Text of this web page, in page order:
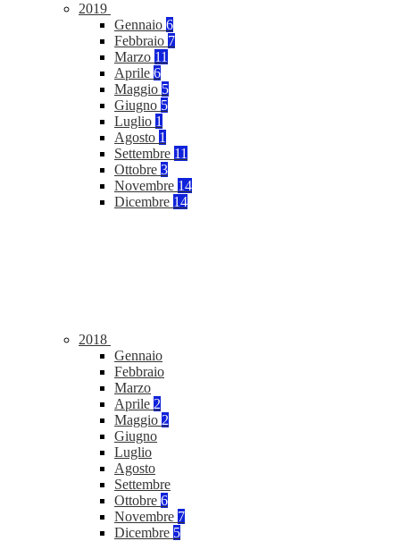
2019
Gennaio 6
Febbraio 7
Marzo 11
Aprile 6
Maggio 5
Giugno 5
Luglio 1
Agosto 1
Settembre 11
Ottobre 3
Novembre 14
Dicembre 14
2018
Gennaio
Febbraio
Marzo
Aprile 2
Maggio 2
Giugno
Luglio
Agosto
Settembre
Ottobre 6
Novembre 7
Dicembre 5